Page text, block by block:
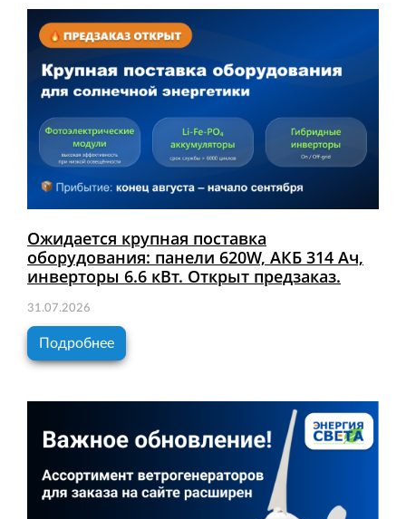
Ожидается крупная поставка
оборудования: панели 620W, АКБ 314 Ач,
инверторы 6.6 кВт. Открыт предзаказ.
31.07.2026
Подробнее